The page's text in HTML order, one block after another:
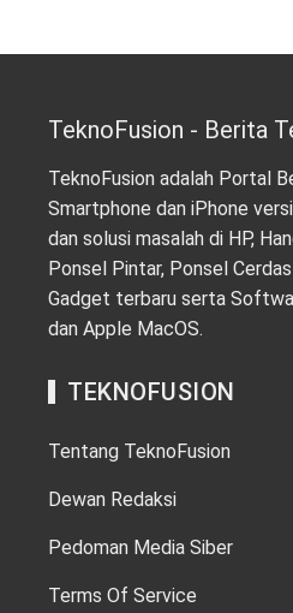
TeknoFusion - Berita
TeknoFusion adalah Portal
Smartphone dan iPhone
dan solusi masalah di HP,
Ponsel Pintar, Ponsel
Gadget terbaru serta
dan Apple MacOS.
TEKNOFUSION
Tentang TeknoFusion
Dewan Redaksi
Pedoman Media Siber
Terms Of Service